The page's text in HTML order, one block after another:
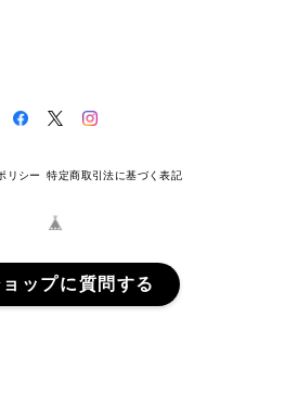
リシー 特定商取引法に基づく表記
ョップに質問する